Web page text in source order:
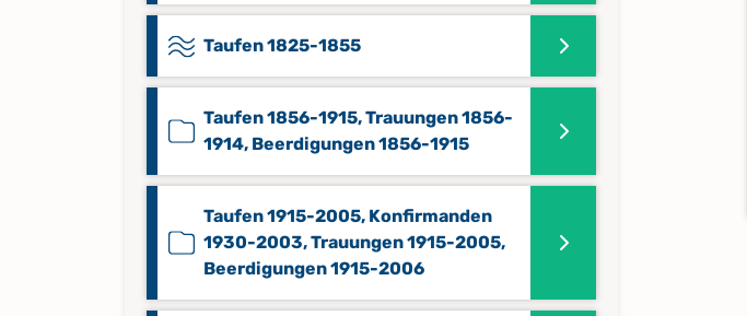
Taufen 1825-1855
Taufen 1856-1915, Trauungen 1856-
1914, Beerdigungen 1856-1915
Taufen 1915-2005, Konfirmanden
1930-2003, Trauungen 1915-2005,
Beerdigungen 1915-2006